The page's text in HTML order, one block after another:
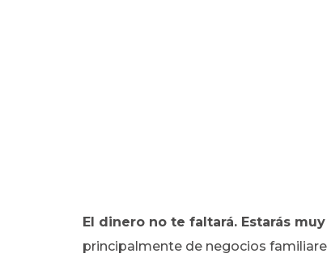
El dinero no te faltará. Estarás
principalmente de negocios